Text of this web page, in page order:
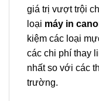
giá trị vượt trội
loại máy in
kiệm các loại
các chi phí thay
nhất so với các
trường.